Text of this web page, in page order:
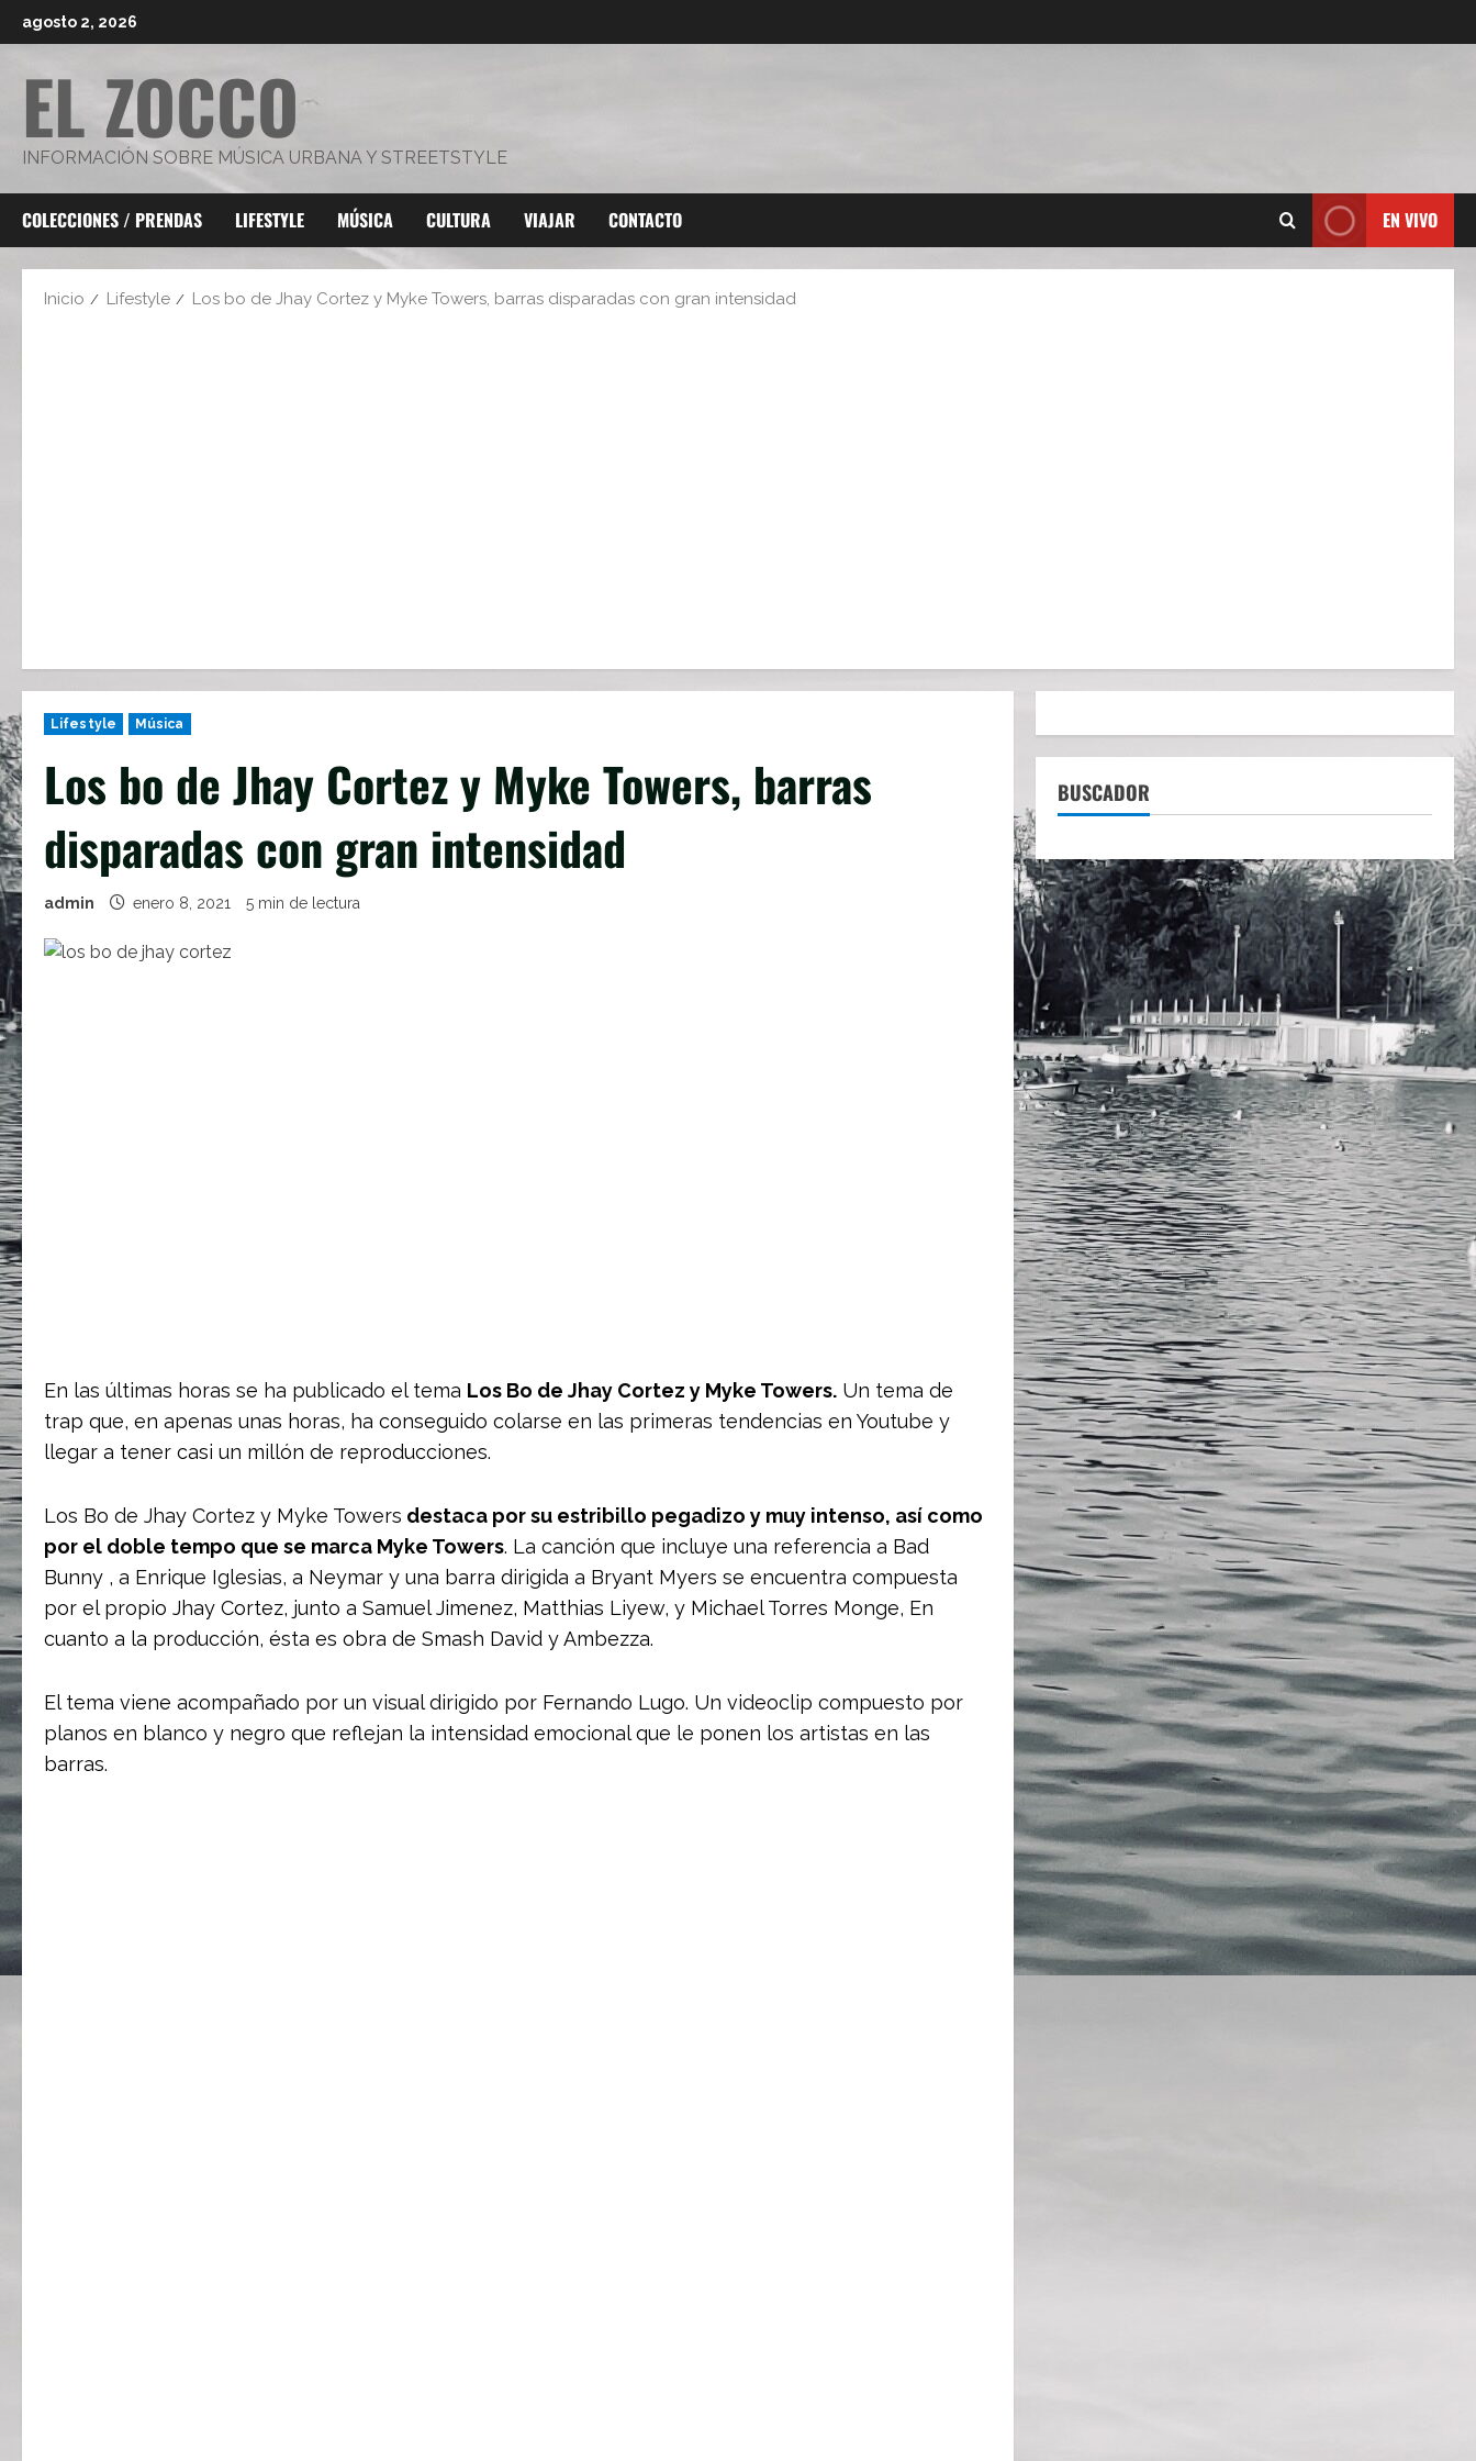
al
agosto 2, 2026
EL ZOCCO
INFORMACIÓN SOBRE MÚSICA URBANA Y STREETSTYLE
COLECCIONES / PRENDAS LIFESTYLE MÚSICA CULTURA VIAJAR CONTACTO EN VIVO
Inicio Lifestyle Los bo de Jhay Cortez y Myke Towers, barras disparadas con gran intensidad
Lifestyle Música
Los bo de Jhay Cortez y Myke Towers, barras
disparadas con gran intensidad
admin enero 8, 2021 5 min de lectura
En las últimas horas se ha publicado el tema Los Bo de Jhay Cortez y Myke Towers. Un tema de
trap que, en apenas unas horas, ha conseguido colarse en las primeras tendencias en Youtube y
llegar a tener casi un millón de reproducciones.
Los Bo de Jhay Cortez y Myke Towers destaca por su estribillo pegadizo y muy intenso, así como
por el doble tempo que se marca Myke Towers. La canción que incluye una referencia a Bad
Bunny , a Enrique Iglesias, a Neymar y una barra dirigida a Bryant Myers se encuentra compuesta
por el propio Jhay Cortez, junto a Samuel Jimenez, Matthias Liyew, y Michael Torres Monge, En
cuanto a la producción, ésta es obra de Smash David y Ambezza.
El tema viene acompañado por un visual dirigido por Fernando Lugo. Un videoclip compuesto por
planos en blanco y negro que reflejan la intensidad emocional que le ponen los artistas en las
barras.
BUSCADOR